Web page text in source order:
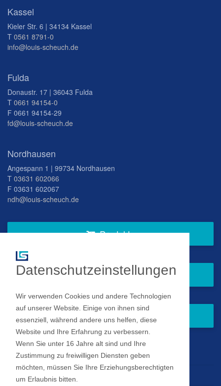
Kassel
Kieler Str. 6 | 34134 Kassel
T 0561 8791-0
info@louis-scheuch.de
Fulda
Donaustr. 17 | 36043 Fulda
T 0661 94154-0
F 0661 94154-29
fd@louis-scheuch.de
Nordhausen
Angespann 1 | 99734 Nordhausen
T 03631 602066
F 03631 602067
ndh@louis-scheuch.de
Produkte
Fragen Sie gern bei uns an
Zum Newsletter anmelden
Impressum
Datenschutz
Datenschutzeinstellungen
Wir verwenden Cookies und andere Technologien
auf unserer Website. Einige von ihnen sind
essenziell, während andere uns helfen, diese
Website und Ihre Erfahrung zu verbessern.
Wenn Sie unter 16 Jahre alt sind und Ihre
Zustimmung zu freiwilligen Diensten geben
möchten, müssen Sie Ihre Erziehungsberechtigten
um Erlaubnis bitten.